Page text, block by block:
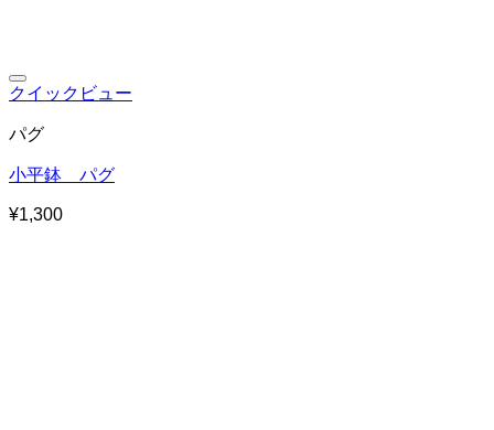
クイックビュー
パグ
小平鉢 パグ
¥1,300